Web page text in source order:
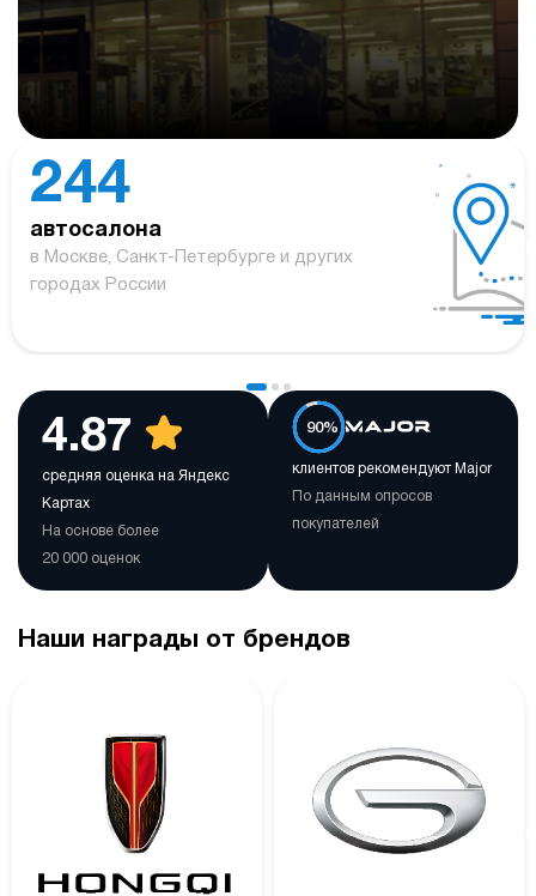
244
автосалона
в Москве, Санкт-Петербурге и других
городах России
4.87
средняя оценка на Яндекс
Картах
На основе более
20 000 оценок
90%
клиентов рекомендуют Major
По данным опросов
покупателей
Наши награды от брендов